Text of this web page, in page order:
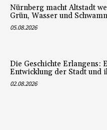
Nürnberg macht Altstadt
Grün, Wasser und
05.08.2026
Die Geschichte Erlangens:
Entwicklung der Stadt und
02.08.2026